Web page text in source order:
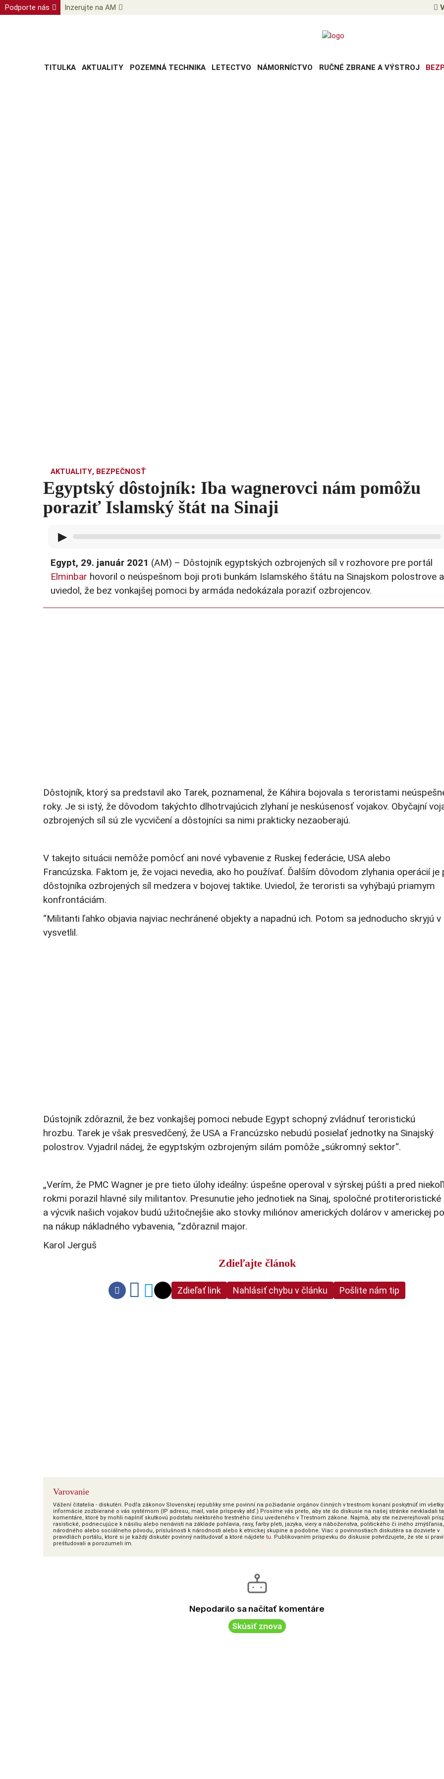
Podporte nás Inzerujte na AM
TITULKA AKTUALITY POZEMNÁ TECHNIKA LETECTVO NÁMORNÍCTVO RUČNÉ ZBRANE A VÝSTROJ
AKTUALITY, BEZPEČNOSŤ
Egyptský dôstojník: Iba wagnerovci nám pomôžu
poraziť Islamský štát na Sinaji
▶
Egypt, 29. január 2021 (AM) – Dôstojník egyptských ozbrojených síl v rozhovore pre portál
Elminbar hovoril o neúspešnom boji proti bunkám Islamského štátu na Sinajskom polostrove a
uviedol, že bez vonkajšej pomoci by armáda nedokázala poraziť ozbrojencov.
Dôstojník, ktorý sa predstavil ako Tarek, poznamenal, že Káhira bojovala s teroristami
roky. Je si istý, že dôvodom takýchto dlhotrvajúcich zlyhaní je neskúsenosť vojakov. Obyčajní
ozbrojených síl sú zle vycvičení a dôstojníci sa nimi prakticky nezaoberajú.
V takejto situácii nemôže pomôcť ani nové vybavenie z Ruskej federácie, USA alebo
Francúzska. Faktom je, že vojaci nevedia, ako ho používať. Ďalším dôvodom zlyhania operácií je
dôstojníka ozbrojených síl medzera v bojovej taktike. Uviedol, že teroristi sa vyhýbajú priamym
konfrontáciám.
“Militanti ľahko objavia najviac nechránené objekty a napadnú ich. Potom sa jednoducho skryjú v
vysvetlil.
Dústojník zdôraznil, že bez vonkajšej pomoci nebude Egypt schopný zvládnuť teroristickú
hrozbu. Tarek je však presvedčený, že USA a Francúzsko nebudú posielať jednotky na Sinajský
polostrov. Vyjadril nádej, že egyptským ozbrojeným silám pomôže „súkromný sektor“.
„Verím, že PMC Wagner je pre tieto úlohy ideálny: úspešne operoval v sýrskej púšti a pred
rokmi porazil hlavné sily militantov. Presunutie jeho jednotiek na Sinaj, spoločné protiteroristické
a výcvik našich vojakov budú užitočnejšie ako stovky miliónov amerických dolárov v americkej
na nákup nákladného vybavenia, “zdôraznil major.
Karol Jerguš
Zdieľajte článok
Zdieľať link Nahlásiť chybu v článku Pošlite nám tip
Varovanie
Vážení čitatelia - diskutéri. Podľa zákonov Slovenskej republiky sme povinní na požiadanie orgánov činných v trestnom konaní poskytnúť im všetky
informácie zozbierané o vás systémom (IP adresu, mail, vaše príspevky atď.) Prosíme vás preto, aby ste do diskusie na našej stránke nevkladali
komentáre, ktoré by mohli naplniť skutkovú podstatu niektorého trestného činu uvedeného v Trestnom zákone. Najmä, aby ste nezverejňovali
rasistické, podnecujúce k násiliu alebo nenávisti na základe pohlavia, rasy, farby pleti, jazyka, viery a náboženstva, politického či iného zmýšľania,
národného alebo sociálneho pôvodu, príslušnosti k národnosti alebo k etnickej skupine a podobne. Viac o povinnostiach diskutéra sa dozviete v
pravidlách portálu, ktoré si je každý diskutér povinný naštudovať a ktoré nájdete tu. Publikovaním príspevku do diskusie potvrdzujete, že ste si
preštudovali a porozumeli im.